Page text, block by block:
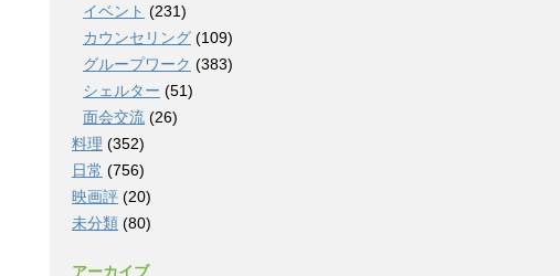
イベント (231)
カウンセリング (109)
グループワーク (383)
シェルター (51)
面会交流 (26)
料理 (352)
日常 (756)
映画評 (20)
未分類 (80)
アーカイブ